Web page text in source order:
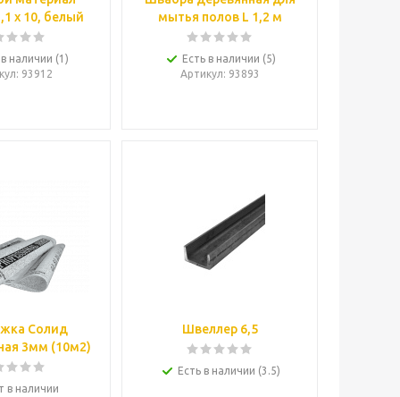
х 10, белый
наличии (1)
: 93912
мытья полов L 1,2 м
Есть в наличии (5)
Артикул: 93893
Солид
3мм (10м2)
в наличии
Швеллер 6,5
Есть в наличии (3.5)